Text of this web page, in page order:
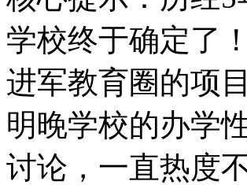
学校终于确定了
进军教育圈的项
明晚学校的办学
讨论，一直热度